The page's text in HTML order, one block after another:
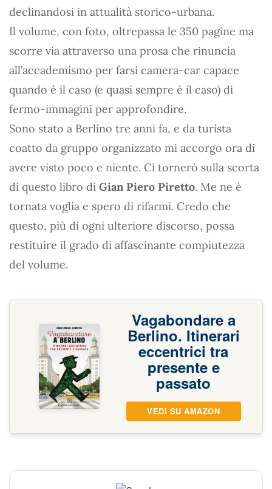
declinandosi in attualità storico-urbana.
Il volume, con foto, oltrepassa le 350 pagine ma
scorre via attraverso una prosa che rinuncia
all’accademismo per farsi camera-car capace
quando è il caso (e quasi sempre è il caso) di
fermo-immagini per approfondire.
Sono stato a Berlino tre anni fa, e da turista
coatto da gruppo organizzato mi accorgo ora di
avere visto poco e niente. Ci tornerò sulla scorta
di questo libro di Gian Piero Piretto. Me ne è
tornata voglia e spero di rifarmi. Credo che
questo, più di ogni ulteriore discorso, possa
restituire il grado di affascinante compiutezza
del volume.
Vagabondare a
Berlino. Itinerari
eccentrici tra
presente e
passato
VEDI SU AMAZON